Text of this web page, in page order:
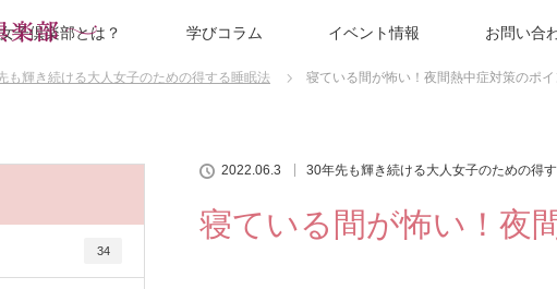
子倶楽部とは？ 学びコラム イベント情報 お問い合
も輝き続ける大人女子のための得する睡眠法 寝ている間が怖い！夜間熱中症対策のポイ
2022.06.3 30年先も輝き続ける大人女子のための得
寝ている間が怖い！夜
34